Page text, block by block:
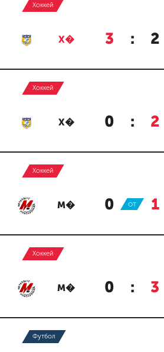
Хоккей
Х� 3 : 2
Хоккей
Х� 0 : 2
Хоккей
М� 0 : 1
ОТ
Хоккей
М� 0 : 3
Футбол